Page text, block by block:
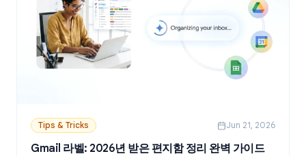
Tips & Tricks Jun 21, 2026
Gmail 라벨: 2026년 받은 편지함 정리 완벽 가이드